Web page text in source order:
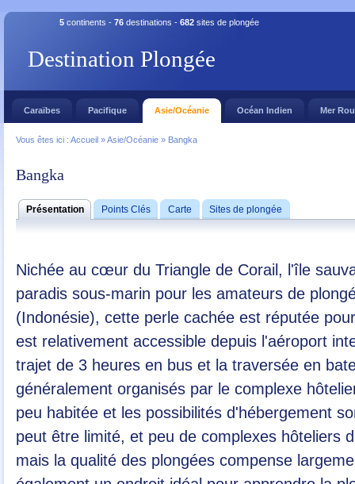
Destination Plongée
5 continents - 76 destinations - 682 sites de plongée
Caraïbes Pacifique Asie/Océanie Océan Indien Mer
Vous êtes ici : Accueil »Asie/Océanie » Bangka
Bangka
Présentation Points Clés Carte Sites de plongée
Nichée au cœur du Triangle de Corail, l'île
paradis sous-marin pour les amateurs de
(Indonésie), cette perle cachée est réputée
est relativement accessible depuis l'aéroport
trajet de 3 heures en bus et la traversée en
généralement organisés par le complexe
peu habitée et les possibilités d'hébergement
peut être limité, et peu de complexes hôteliers
mais la qualité des plongées compense